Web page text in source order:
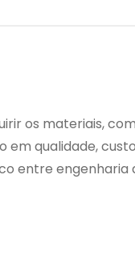
os materiais,
qualidade,
entre engenharia